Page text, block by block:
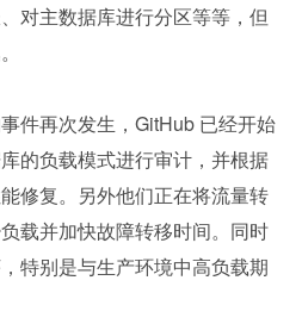
对主数据库进行分区等等，但
件再次发生，GitHub 已经开始
的负载模式进行审计，并根据
修复。另外他们正在将流量转
载并加快故障转移时间。同时
特别是与生产环境中高负载期